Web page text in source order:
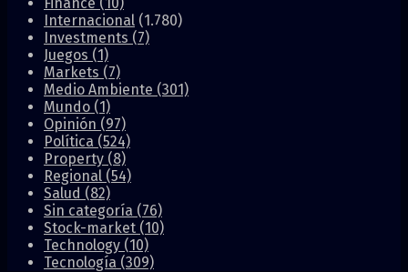
Internacional (1.780)
Investments (7)
Juegos (1)
Markets (7)
Medio Ambiente (301)
Mundo (1)
Opinión (97)
Política (524)
Property (8)
Regional (54)
Salud (82)
Sin categoría (76)
Stock-market (10)
Technology (10)
Tecnología (309)